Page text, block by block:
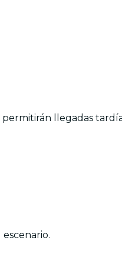
permitirán llegadas